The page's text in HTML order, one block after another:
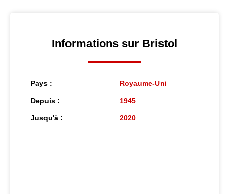
Informations sur Bristol
Pays : Royaume-Uni
Depuis : 1945
Jusqu'à : 2020